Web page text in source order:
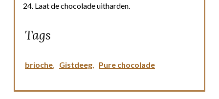
Laat de chocolade uitharden.
Tags
brioche, Gistdeeg, Pure chocolade